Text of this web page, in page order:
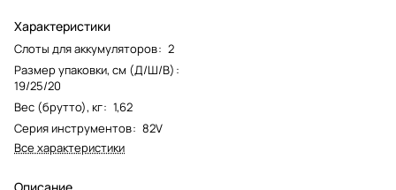
Характеристики
Слоты для аккумуляторов: 2
Размер упаковки, см (Д/Ш/В) :
19/25/20
Вес (брутто), кг: 1,62
Серия инструментов: 82V
Все характеристики